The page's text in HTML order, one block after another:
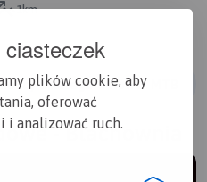
plików cookie, aby
oferować
i analizować ruch.
1km
z kategorii Rower MTB
- Blachownia